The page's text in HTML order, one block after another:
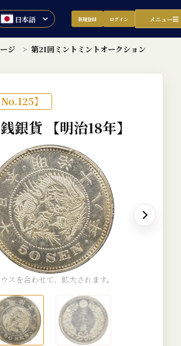
新規登録 ログイン メニュー
ジ
第21回ミントミントオークション
】
銀貨 【明治18年】
スを合わせて、拡大されます。